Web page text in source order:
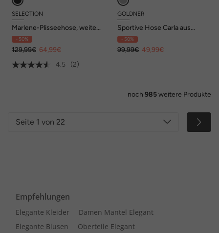
SELECTION
Marlene-Plisseehose, weites
Bein, Elastikbund
- 50%
129,99€ 64,99€
4.5
(2)
GOLDNER
Sportive Hose Carla aus
trageangenehmen Satin
- 50%
99,99€ 49,99€
noch 985weitere Produkte
Seite 1 von 22
Empfehlungen
Elegante Kleider
Damen Mantel Elegant
Elegante Blusen
Oberteile Elegant